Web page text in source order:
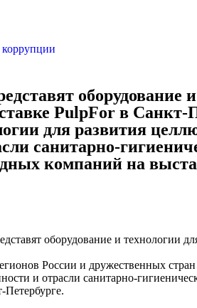
PulpFor в Cанкт-
для развития
санитарно-
компаний на
оборудование и технологии
России и дружественных
и отрасли санитарно-
Петербурге.